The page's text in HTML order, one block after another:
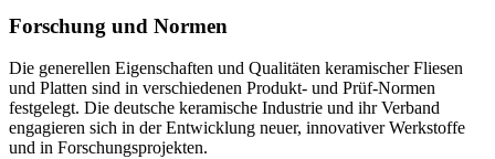
Forschung und Normen
Die generellen Eigenschaften und Qualitäten keramischer Fliesen
und Platten sind in verschiedenen Produkt- und Prüf-Normen
festgelegt. Die deutsche keramische Industrie und ihr Verband
engagieren sich in der Entwicklung neuer, innovativer Werkstoffe
und in Forschungsprojekten.